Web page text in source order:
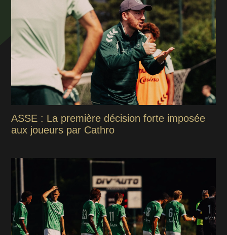
ASSE : La première décision forte imposée
aux joueurs par Cathro